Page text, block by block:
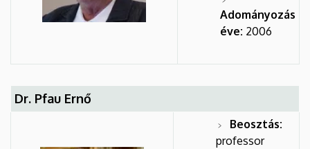
Adományozás
éve: 2006
Dr. Pfau Ernő
Beosztás:
professor